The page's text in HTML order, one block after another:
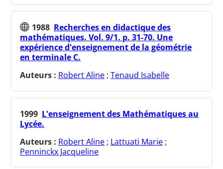
1988 Recherches en didactique des
mathématiques. Vol. 9/1. p. 31-70. Une
expérience d'enseignement de la géométrie
en terminale C.
Auteurs : Robert Aline ; Tenaud Isabelle
1999 L'enseignement des Mathématiques au
Lycée.
Auteurs : Robert Aline ; Lattuati Marie ;
Penninckx Jacqueline